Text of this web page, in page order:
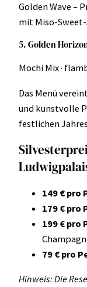
Golden Wave –
mit Miso-Sweet-
5. Golden
Mochi Mix ·
Das Menü
und kunstvolle
festlichen
149 € pro
179 € pro
199 € pro
79 € pro
Hinweis: Die